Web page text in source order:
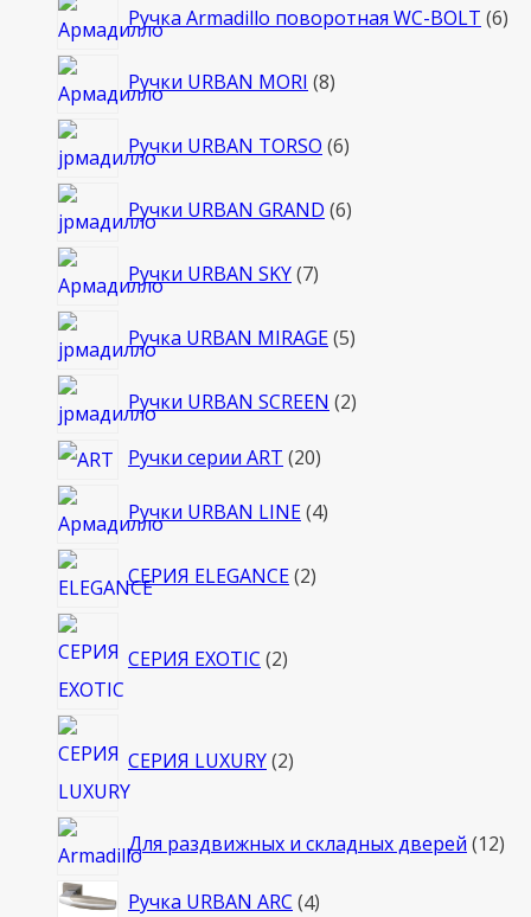
Ручка Armadillo поворотная WC-BOLT 66
Ручки URBAN MORI 88
Ручки URBAN TORSO 66
Ручки URBAN GRAND 66
Ручки URBAN SKY 77
Ручка URBAN MIRAGE 55
Ручки URBAN SCREEN 22
Ручки серии ART 2020
Ручки URBAN LINE 44
СЕРИЯ ELEGANCE 22
СЕРИЯ EXOTIC 2товара
СЕРИЯ LUXURY 2товара
Для раздвижных и складных дверей 1212
Ручка URBAN ARC 44